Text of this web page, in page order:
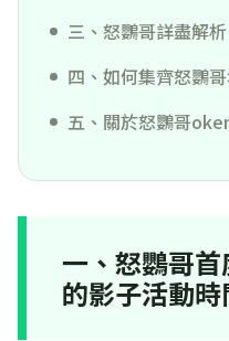
三、怒鸚哥詳盡解
四、如何集齊怒鸚
五、關於怒鸚哥
一、怒鸚哥
的影子活動